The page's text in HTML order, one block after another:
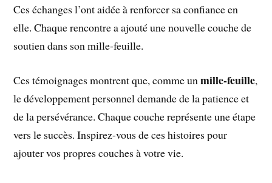
Ces échanges l’ont aidée à renforcer sa confiance en
elle. Chaque rencontre a ajouté une nouvelle couche de
soutien dans son mille-feuille.
Ces témoignages montrent que, comme unmille-feuille,
le développement personnel demande de la patience et
de la persévérance. Chaque couche représente une étape
vers le succès. Inspirez-vous de ces histoires pour
ajouter vos propres couches à votre vie.